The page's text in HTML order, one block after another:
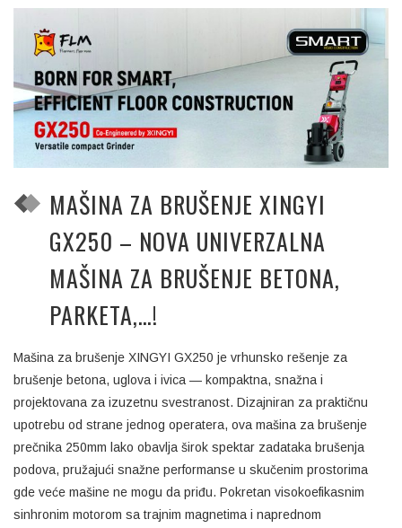
MAŠINA ZA BRUŠENJE XINGYI
GX250 – NOVA UNIVERZALNA
MAŠINA ZA BRUŠENJE BETONA,
PARKETA,…!
Mašina za brušenje XINGYI GX250 je vrhunsko rešenje za
brušenje betona, uglova i ivica — kompaktna, snažna i
projektovana za izuzetnu svestranost. Dizajniran za praktičnu
upotrebu od strane jednog operatera, ova mašina za brušenje
prečnika 250mm lako obavlja širok spektar zadataka brušenja
podova, pružajući snažne performanse u skučenim prostorima
gde veće mašine ne mogu da priđu. Pokretan visokoefikasnim
sinhronim motorom sa trajnim magnetima i naprednom